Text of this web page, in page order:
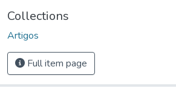
Collections
Artigos
Full item page